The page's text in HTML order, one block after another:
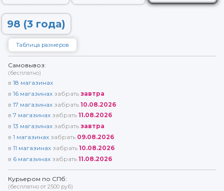
98 (3 года)
Таблица размеров
Самовывоз:
(бесплатно)
в 18 магазинах
в 16 магазинах забрать завтра
в 17 магазинах забрать 10.08.2026
в 7 магазинах забрать 11.08.2026
в 13 магазинах забрать завтра
в 1 магазинах забрать 09.08.2026
в 11 магазинах забрать 10.08.2026
в 6 магазинах забрать 11.08.2026
Курьером по СПб:
(бесплатно от 2500 руб)